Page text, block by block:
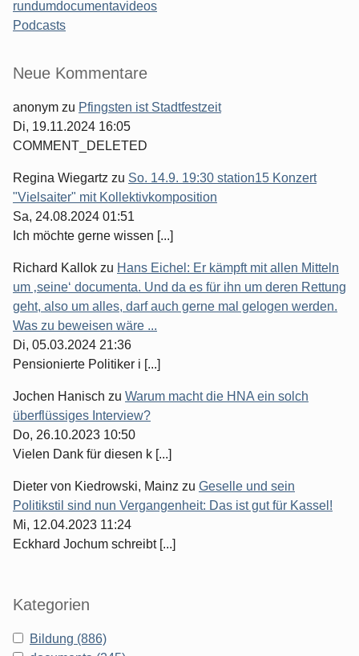
rundumdocumentavideos
Podcasts
Seitenleiste
Neue Kommentare
anonym zu Pfingsten ist Stadtfestzeit
Di, 19.11.2024 16:05
COMMENT_DELETED
Regina Wiegartz zu So. 14.9. 19:30 station15 Konzert
"Vielsaiter" mit Kollektivkomposition
Sa, 24.08.2024 01:51
Ich möchte gerne wissen [...]
Richard Kallok zu Hans Eichel: Er kämpft mit allen Mitteln
um ‚seine‘ documenta. Und da es für ihn um deren Rettung
geht, also um alles, darf auch gerne mal gelogen werden.
Was zu beweisen wäre ...
Di, 05.03.2024 21:36
Pensionierte Politiker i [...]
Jochen Hanisch zu Warum macht die HNA ein solch
überflüssiges Interview?
Do, 26.10.2023 10:50
Vielen Dank für diesen k [...]
Dieter von Kiedrowski, Mainz zu Geselle und sein
Politikstil sind nun Vergangenheit: Das ist gut für Kassel!
Mi, 12.04.2023 11:24
Eckhard Jochum schreibt [...]
Kategorien
Bildung (886)